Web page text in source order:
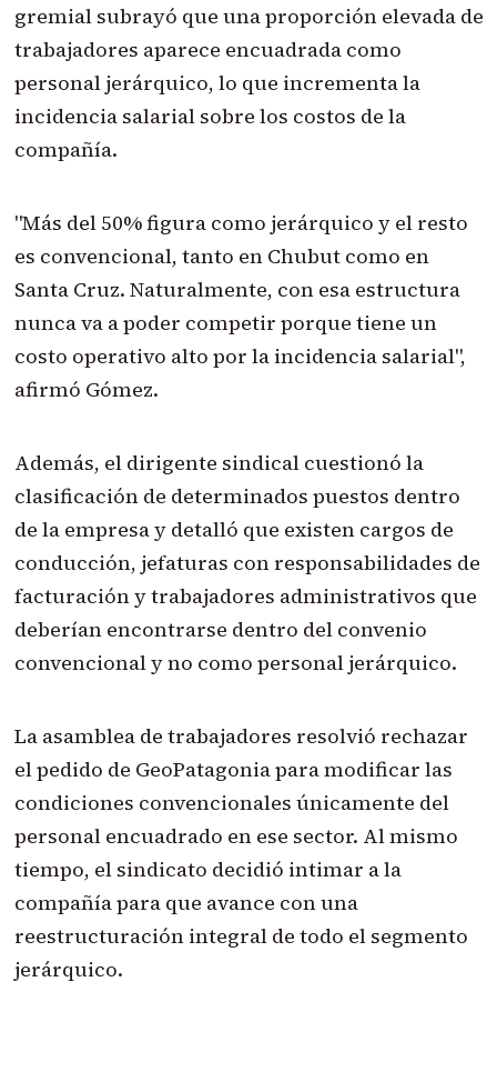
gremial subrayó que una proporción elevada de
trabajadores aparece encuadrada como
personal jerárquico, lo que incrementa la
incidencia salarial sobre los costos de la
compañía.
"Más del 50% figura como jerárquico y el resto
es convencional, tanto en Chubut como en
Santa Cruz. Naturalmente, con esa estructura
nunca va a poder competir porque tiene un
costo operativo alto por la incidencia salarial",
afirmó Gómez.
Además, el dirigente sindical cuestionó la
clasificación de determinados puestos dentro
de la empresa y detalló que existen cargos de
conducción, jefaturas con responsabilidades de
facturación y trabajadores administrativos que
deberían encontrarse dentro del convenio
convencional y no como personal jerárquico.
La asamblea de trabajadores resolvió rechazar
el pedido de GeoPatagonia para modificar las
condiciones convencionales únicamente del
personal encuadrado en ese sector. Al mismo
tiempo, el sindicato decidió intimar a la
compañía para que avance con una
reestructuración integral de todo el segmento
jerárquico.